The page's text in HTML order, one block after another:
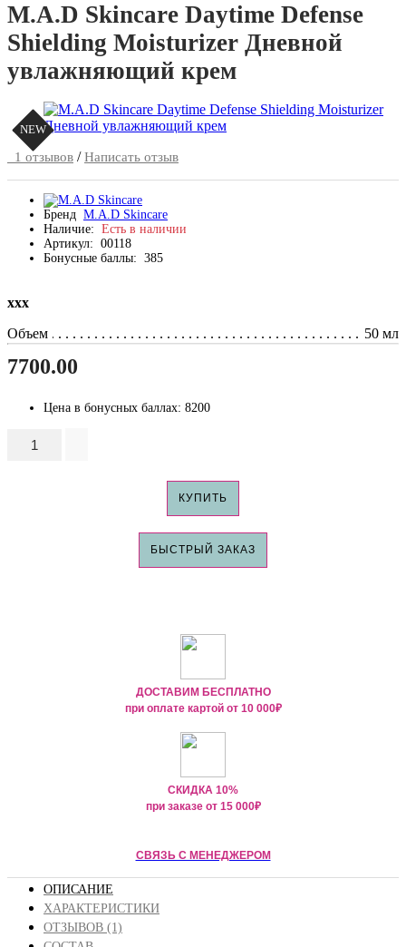
M.A.D Skincare Daytime Defense
Shielding Moisturizer Дневной
увлажняющий крем
NEW
1 отзывов / Написать отзыв
Бренд M.A.D Skincare
Наличие: Есть в наличии
Артикул: 00118
Бонусные баллы: 385
ххх
Объем
50 мл
7700.00
Цена в бонусных баллах: 8200
КУПИТЬ
БЫСТРЫЙ ЗАКАЗ
ДОСТАВИМ БЕСПЛАТНО
при оплате картой от 10 000₽
СКИДКА 10%
при заказе от 15 000₽
СВЯЗЬ С МЕНЕДЖЕРОМ
ОПИСАНИЕ
ХАРАКТЕРИСТИКИ
ОТЗЫВОВ (1)